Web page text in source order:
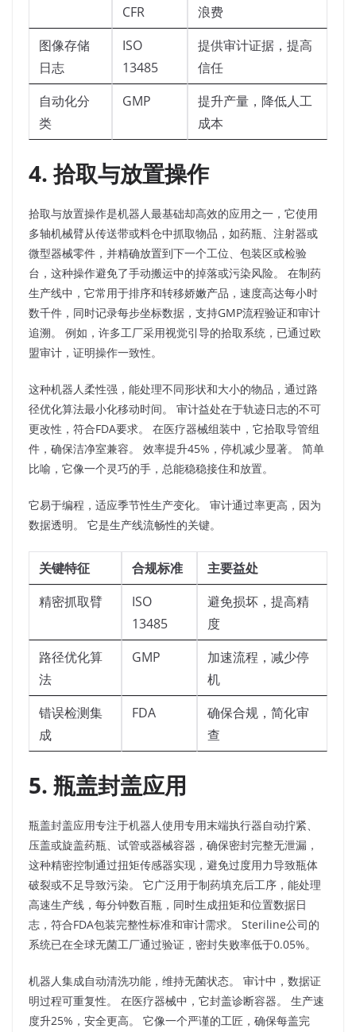
CFR
浪费
图像存储
日志
ISO
13485
提供审计证据，提高
信任
自动化分
类
GMP
提升产量，降低人工
成本
4. 拾取与放置操作
拾取与放置操作是机器人最基础却高效的应用之一，它使用
多轴机械臂从传送带或料仓中抓取物品，如药瓶、注射器或
微型器械零件，并精确放置到下一个工位、包装区或检验
台，这种操作避免了手动搬运中的掉落或污染风险。 在制药
生产线中，它常用于排序和转移娇嫩产品，速度高达每小时
数千件，同时记录每步坐标数据，支持GMP流程验证和审计
追溯。 例如，许多工厂采用视觉引导的拾取系统，已通过欧
盟审计，证明操作一致性。​
这种机器人柔性强，能处理不同形状和大小的物品，通过路
径优化算法最小化移动时间。 审计益处在于轨迹日志的不可
更改性，符合FDA要求。 在医疗器械组装中，它拾取导管组
件，确保洁净室兼容。 效率提升45%，停机减少显著。 简单
比喻，它像一个灵巧的手，总能稳稳接住和放置。​
它易于编程，适应季节性生产变化。 审计通过率更高，因为
数据透明。 它是生产线流畅性的关键。​
关键特征 合规标准
主要益处
精密抓取臂
ISO
13485
避免损坏，提高精
度
路径优化算
法
GMP
加速流程，减少停
机
错误检测集
成
FDA
确保合规，简化审
查
5. 瓶盖封盖应用
瓶盖封盖应用专注于机器人使用专用末端执行器自动拧紧、
压盖或旋盖药瓶、试管或器械容器，确保密封完整无泄漏，
这种精密控制通过扭矩传感器实现，避免过度用力导致瓶体
破裂或不足导致污染。 它广泛用于制药填充后工序，能处理
高速生产线，每分钟数百瓶，同时生成扭矩和位置数据日
志，符合FDA包装完整性标准和审计需求。 Steriline公司的
系统已在全球无菌工厂通过验证，密封失败率低于0.05%。​
机器人集成自动清洗功能，维持无菌状态。 审计中，数据证
明过程可重复性。 在医疗器械中，它封盖诊断容器。 生产速
度升25%，安全更高。 它像一个严谨的工匠，确保每盖完